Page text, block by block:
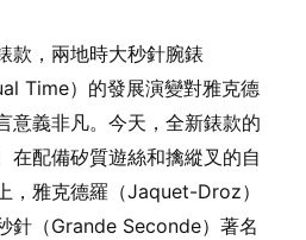
款，兩地時大秒針腕錶
Time）的發展演變對雅克德
義非凡。今天，全新錶款的
在配備矽質遊絲和擒縱叉的自
，雅克德羅（Jaquet-Droz）
針（Grande Seconde）著名